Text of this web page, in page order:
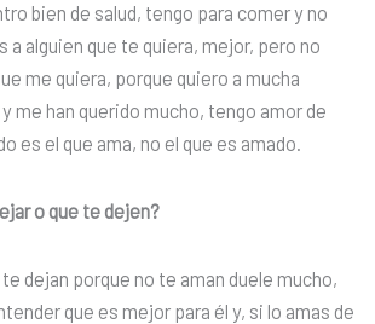
bien de salud, tengo para comer y no
a alguien que te quiera, mejor, pero no
me quiera, porque quiero a mucha
me han querido mucho, tengo amor de
es el que ama, no el que es amado.
o que te dejen?
dejan porque no te aman duele mucho,
que es mejor para él y, si lo amas de